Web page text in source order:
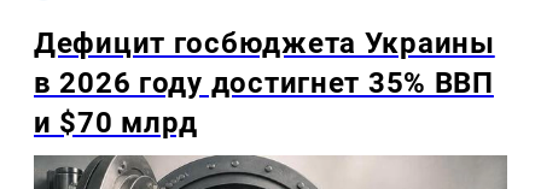
Дефицит госбюджета Украины
в 2026 году достигнет 35% ВВП
и $70 млрд